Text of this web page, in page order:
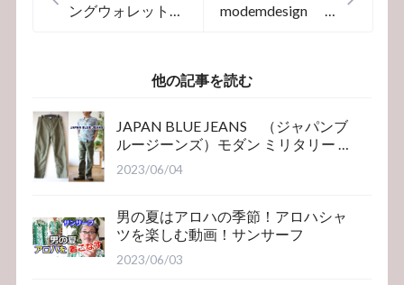
ングウォレット
modemdesign
他の記事を読む
JAPAN BLUE JEANS （ジャパンブ
ルージーンズ）モダン ミリタリー ベ
イカーパンツ
2023/06/04
男の夏はアロハの季節！アロハシャ
ツを楽しむ動画！サンサーフ
2023/06/03